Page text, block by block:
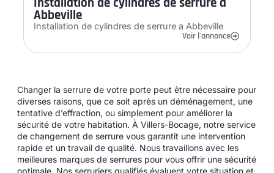
Abbeville
Installation de cylindres de serrure a Abbeville
Voir l'annonce
Changer la serrure de votre porte peut être nécessaire pour
diverses raisons, que ce soit après un déménagement, une
tentative d’effraction, ou simplement pour améliorer la
sécurité de votre habitation. À Villers-Bocage, notre service
de changement de serrure vous garantit une intervention
rapide et un travail de qualité. Nous travaillons avec les
meilleures marques de serrures pour vous offrir une sécurité
optimale. Nos serruriers qualifiés évaluent votre situation et